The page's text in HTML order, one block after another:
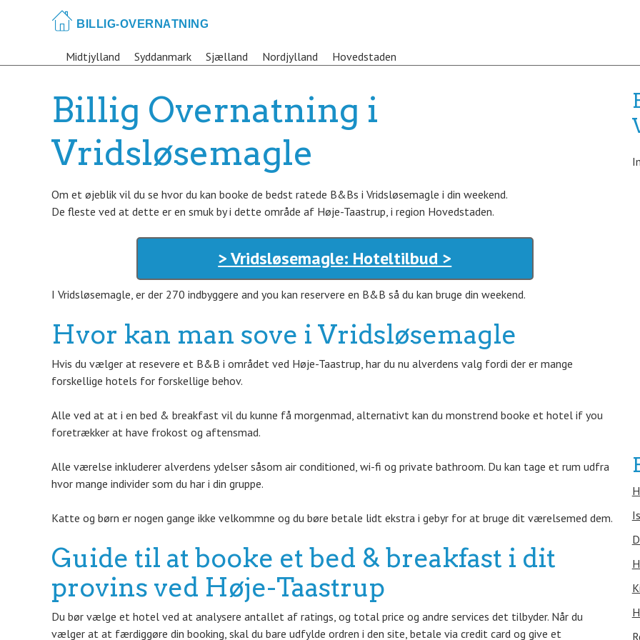
Midtjylland Syddanmark Sjælland Nordjylland Hovedstaden
Billig Overnatning i
Vridsløsemagle
Om et øjeblik vil du se hvor du kan booke de bedst ratede B&Bs i Vridsløsemagle i din weekend.
De fleste ved at dette er en smuk by i dette område af Høje-Taastrup, i region Hovedstaden.
> Vridsløsemagle: Hoteltilbud >
I Vridsløsemagle, er der 270 indbyggere and you kan reservere en B&B så du kan bruge din weekend.
Hvor kan man sove i Vridsløsemagle
Hvis du vælger at resevere et B&B i området ved Høje-Taastrup, har du nu alverdens valg fordi der er mange
forskellige hotels for forskellige behov.
Alle ved at at i en bed & breakfast vil du kunne få morgenmad, alternativt kan du monstrend booke et hotel if you
foretrækker at have frokost og aftensmad.
Alle værelse inkluderer alverdens ydelser såsom air conditioned, wi-fi og private bathroom. Du kan tage et rum udfra
hvor mange individer som du har i din gruppe.
Katte og børn er nogen gange ikke velkommne og du børe betale lidt ekstra i gebyr for at bruge dit værelsemed dem.
Guide til at booke et bed & breakfast i dit
provins ved Høje-Taastrup
Du bør vælge et hotel ved at analysere antallet af ratings, og total price og andre services det tilbyder. Når du
vælger at at færdiggøre din booking, skal du bare udfylde ordren i den site, betale via credit card og give et